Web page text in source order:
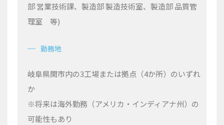
部 営業技術課、製造部 製造技術室、製造部 品質管
理室 等)
勤務地
岐阜県関市内の3工場または拠点（4か所）のいずれ
か
※将来は海外勤務（アメリカ・インディアナ州）の
可能性もあり